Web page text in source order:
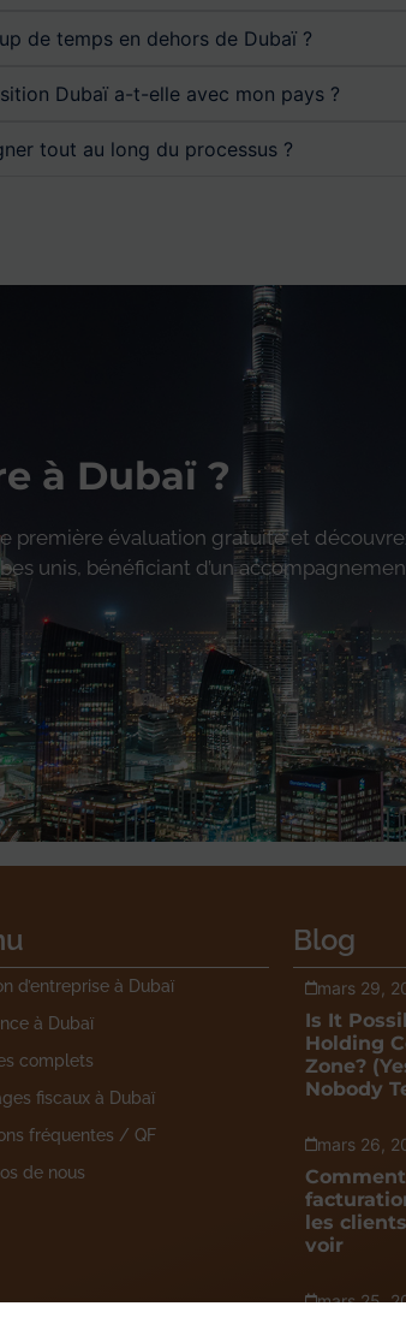
de temps en dehors de Dubaï ?
Dubaï a-t-elle avec mon pays ?
tout au long du processus ?
à Dubaï ?
première évaluation gratuite et
unis, bénéficiant d’un
d’entreprise à Dubaï
à Dubaï
complets
fiscaux à Dubaï
fréquentes / QF
de nous
Blog
mars 29,
Is It
Holding
Zone?
Nobody
mars 26,
les
voir
mars 25,